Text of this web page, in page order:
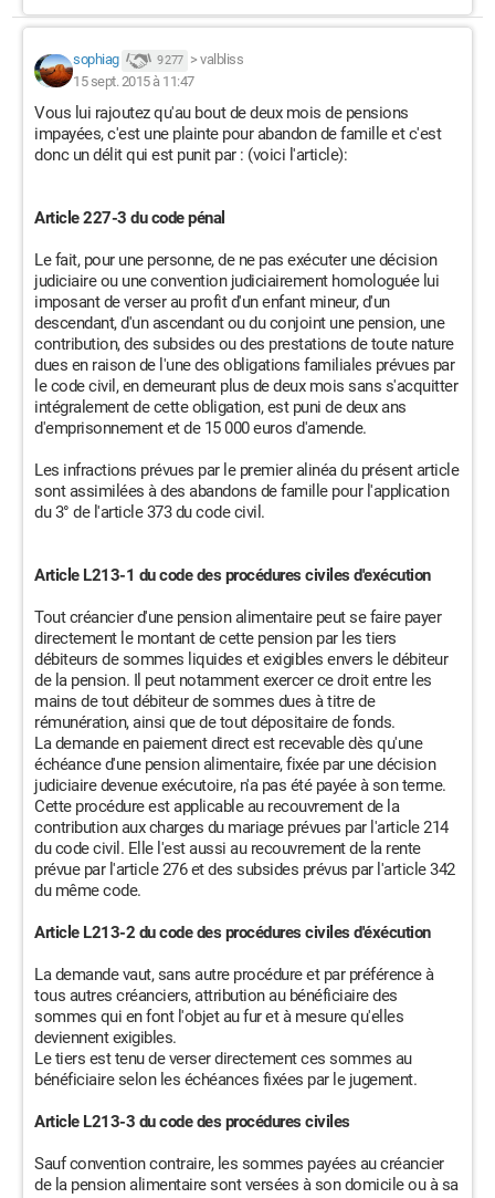
sophiag 9 277 > valbliss
15 sept. 2015 à 11:47
Vous lui rajoutez qu'au bout de deux mois de pensions
impayées, c'est une plainte pour abandon de famille et c'est
donc un délit qui est punit par : (voici l'article):
Article 227-3 du code pénal
Le fait, pour une personne, de ne pas exécuter une décision
judiciaire ou une convention judiciairement homologuée lui
imposant de verser au profit d'un enfant mineur, d'un
descendant, d'un ascendant ou du conjoint une pension, une
contribution, des subsides ou des prestations de toute nature
dues en raison de l'une des obligations familiales prévues par
le code civil, en demeurant plus de deux mois sans s'acquitter
intégralement de cette obligation, est puni de deux ans
d'emprisonnement et de 15 000 euros d'amende.
Les infractions prévues par le premier alinéa du présent article
sont assimilées à des abandons de famille pour l'application
du 3° de l'article 373 du code civil.
Article L213-1 du code des procédures civiles d'exécution
Tout créancier d'une pension alimentaire peut se faire payer
directement le montant de cette pension par les tiers
débiteurs de sommes liquides et exigibles envers le débiteur
de la pension. Il peut notamment exercer ce droit entre les
mains de tout débiteur de sommes dues à titre de
rémunération, ainsi que de tout dépositaire de fonds.
La demande en paiement direct est recevable dès qu'une
échéance d'une pension alimentaire, fixée par une décision
judiciaire devenue exécutoire, n'a pas été payée à son terme.
Cette procédure est applicable au recouvrement de la
contribution aux charges du mariage prévues par l'article 214
du code civil. Elle l'est aussi au recouvrement de la rente
prévue par l'article 276 et des subsides prévus par l'article 342
du même code.
Article L213-2 du code des procédures civiles d'éxécution
La demande vaut, sans autre procédure et par préférence à
tous autres créanciers, attribution au bénéficiaire des
sommes qui en font l'objet au fur et à mesure qu'elles
deviennent exigibles.
Le tiers est tenu de verser directement ces sommes au
bénéficiaire selon les échéances fixées par le jugement.
Article L213-3 du code des procédures civiles
Sauf convention contraire, les sommes payées au créancier
de la pension alimentaire sont versées à son domicile ou à sa